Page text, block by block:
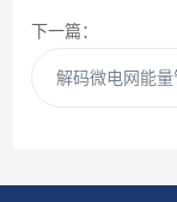
下一篇：
解码微电网能